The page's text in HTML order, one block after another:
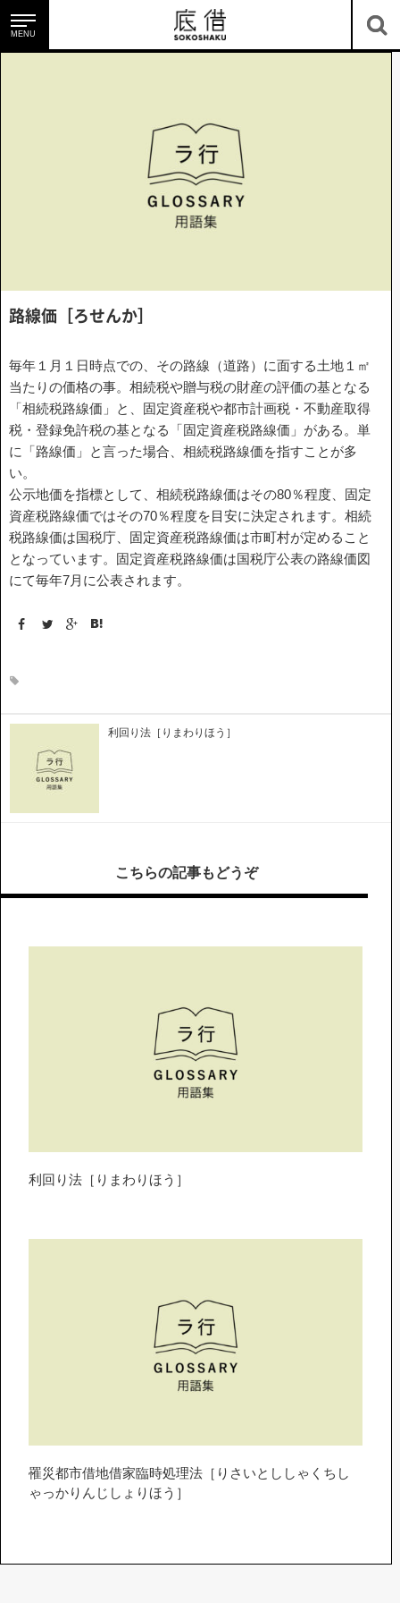
MENU
底地・借地を知る
ニュース＆コラム
底地・借地問題 FAQ
用語集
私たちについて
路線価［ ろせんか］
毎年１月１日時点での、その路線（道路）に面する土地１㎡
当たりの価格の事。相続税や贈与税の財産の評価の基となる
「相続税路線価」と、固定資産税や都市計画税・不動産取得
税・登録免許税の基となる「固定資産税路線価」がある。単
に「路線価」と言った場合、相続税路線価を指すことが多
い。
公示地価を指標として、相続税路線価はその80％程度、固定
資産税路線価ではその70％程度を目安に決定されます。相続
税路線価は国税庁、固定資産税路線価は市町村が定めること
となっています。 固定資産税路線価は国税庁公表の路線価図
にて毎年7月に公表されます。
利回り法［りまわりほう］
こちらの記事もどうぞ
利回り法［りまわりほう］
罹災都市借地借家臨時処理法［りさいとししゃくちし
ゃっかりんじしょりほう］